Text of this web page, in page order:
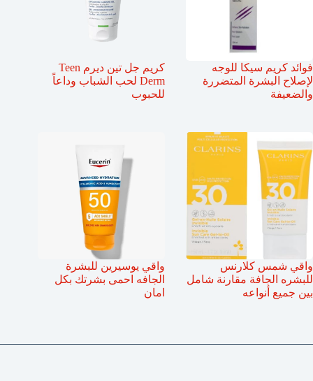
فوائد كريم سيكا للوجه
لإصلاح البشرة المتضررة
والضعيفة
كريم جل تين ديرم Teen
Derm لحب الشباب وداعاً
للحبوب
واقي شمس كلارنس
للبشره الجافة مقارنة شامل
بين جميع أنواعه
واقي يوسيرين للبشرة
الجافه احمى بشرتك بكل
امان